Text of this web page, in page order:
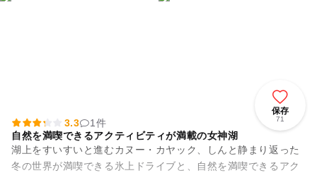
保存
71
3.3
1件
自然を満喫できるアクティビティが満載の女神湖
湖上をすいすいと進むカヌー・カヤック、しんと静まり返った
冬の世界が満喫できる氷上ドライブと、自然を満喫できるアク